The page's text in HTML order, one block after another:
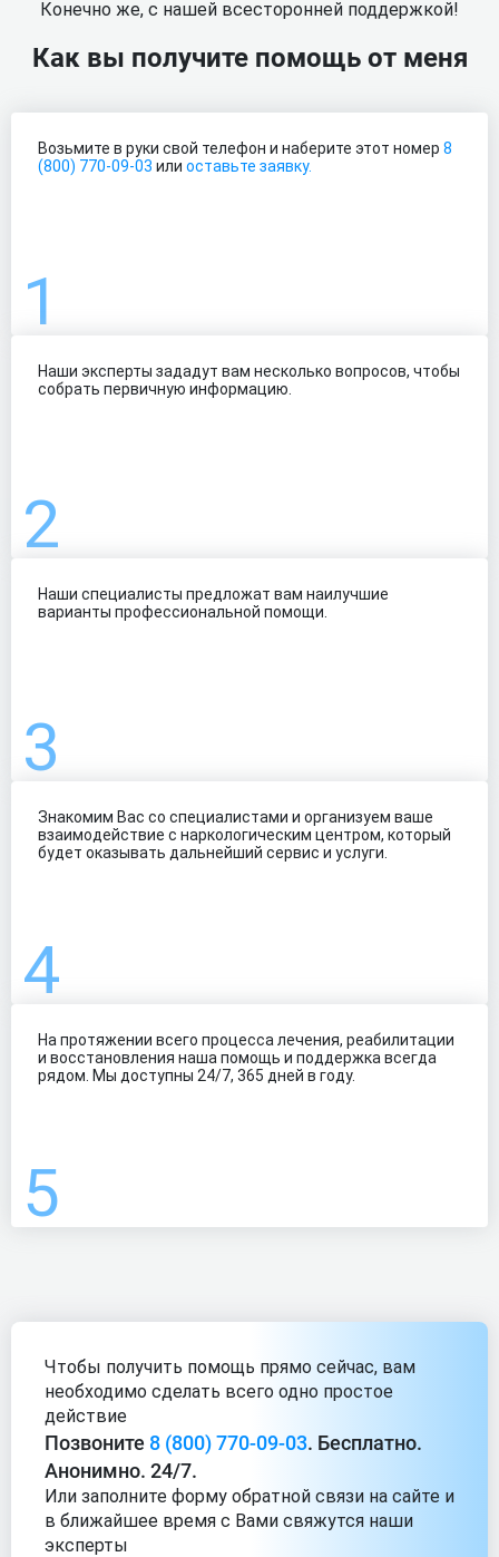
Конечно же, с нашей всесторонней поддержкой!
Как вы получите помощь от меня
Возьмите в руки свой телефон и наберите этот номер 8
(800) 770-09-03 или оставьте заявку.
Наши эксперты зададут вам несколько вопросов, чтобы
собрать первичную информацию.
Наши специалисты предложат вам наилучшие
варианты профессиональной помощи.
Знакомим Вас со специалистами и организуем ваше
взаимодействие с наркологическим центром, который
будет оказывать дальнейший сервис и услуги.
На протяжении всего процесса лечения, реабилитации
и восстановления наша помощь и поддержка всегда
рядом. Мы доступны 24/7, 365 дней в году.
Чтобы получить помощь прямо сейчас, вам
необходимо сделать всего одно простое
действие
Позвоните 8 (800) 770-09-03. Бесплатно.
Анонимно. 24/7.
Или заполните форму обратной связи на сайте и
в ближайшее время с Вами свяжутся наши
эксперты